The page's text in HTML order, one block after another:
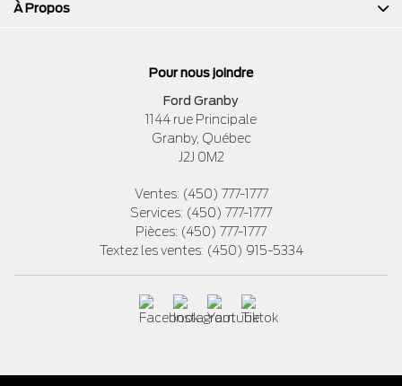
Pour nous joindre
Ford Granby
1144 rue Principale
Granby, Québec
J2J 0M2
Ventes: (450) 777-1777
Services: (450) 777-1777
Pièces: (450) 777-1777
Textez les ventes: (450) 915-5334
À Propos